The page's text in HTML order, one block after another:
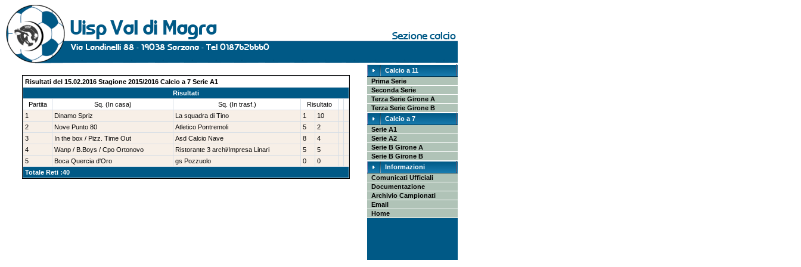
Risultati del 15.02.2016 Stagione 2015/2016 Calcio a 7 Serie A1
Risultati
Partita
Sq. (In casa) Sq. (In trasf.)
Risultato
1
Dinamo Spriz La squadra di Tino 1
10
2
Nove Punto 80 Atletico Pontremoli 5
2
3
In the box / Pizz. Time Out Asd Calcio Nave 8
4
4
Wanp / B.Boys / Cpo Ortonovo Ristorante 3 archi/Impresa Linari 5
5
5
Boca Quercia d'Oro gs Pozzuolo 0
0
Totale Reti :40
Calcio a 11
Prima Serie
Seconda Serie
Terza Serie Girone A
Terza Serie Girone B
Calcio a 7
Serie A1
Serie A2
Serie B Girone A
Serie B Girone B
Informazioni
Comunicati Ufficiali
Documentazione
Archivio Campionati
Email
Home